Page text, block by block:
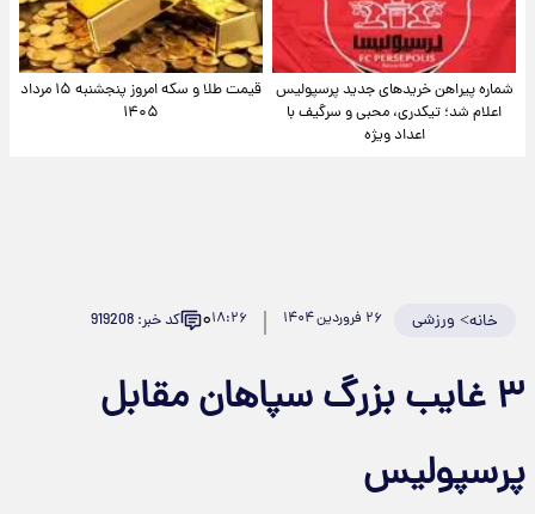
شماره پیراهن خریدهای جدید پرسپولیس
اعلام شد؛ تیکدری، محبی و سرگیف با
اعداد ویژه
قیمت طلا و سکه امروز پنجشنبه ۱۵ مرداد
۱۴۰۵
خانه> ورزشی ۲۶ فروردین ۱۴۰۴ ۱۸:۲۶۰ کد خبر: 919208
۳ غایب بزرگ سپاهان مقابل
پرسپولیس